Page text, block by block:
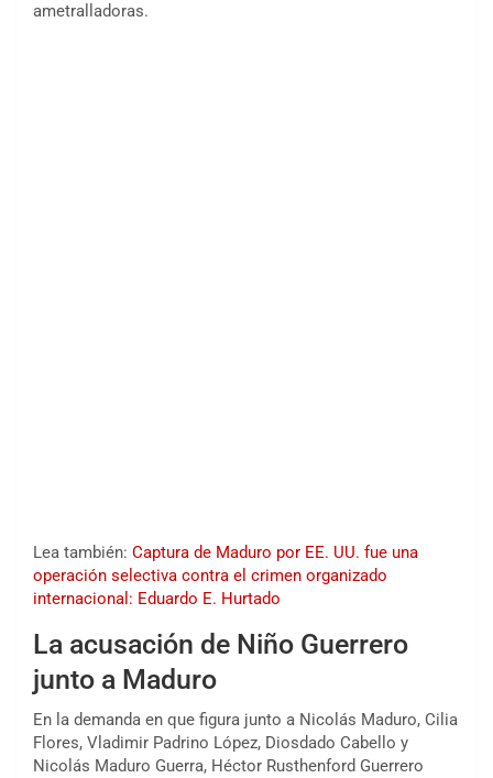
ametralladoras.
Lea también: Captura de Maduro por EE. UU. fue una
operación selectiva contra el crimen organizado
internacional: Eduardo E. Hurtado
La acusación de Niño Guerrero
junto a Maduro
En la demanda en que figura junto a Nicolás Maduro, Cilia
Flores, Vladimir Padrino López, Diosdado Cabello y
Nicolás Maduro Guerra, Héctor Rusthenford Guerrero